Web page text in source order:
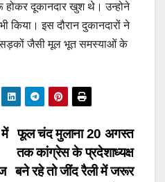
दूकानदार खुश थे। उन्होने
किया। इस दौरान दुकानदारों ने
सड़कों जैसी मूल भूत समस्याओं के
फूल चंद मुलाना 20 अगस्त
तक कांग्रेस के प्रदेशाध्यक्ष
बने रहे तो जींद रैली में जरूर